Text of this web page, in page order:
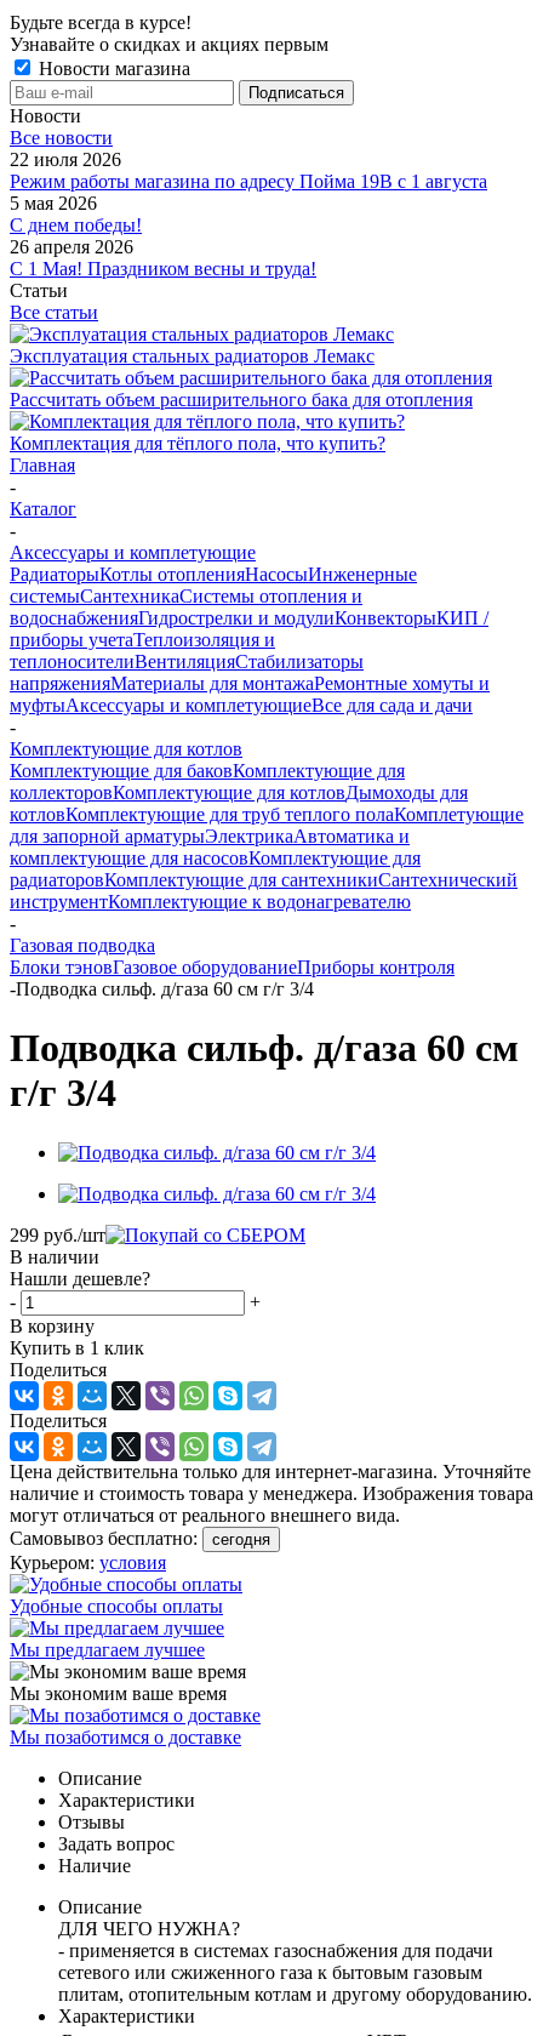
Будьте всегда в курсе!
Узнавайте о скидках и акциях первым
Новости магазина
Новости
Все новости
22 июля 2026
Режим работы магазина по адресу Пойма 19В с 1 августа
5 мая 2026
С днем победы!
26 апреля 2026
С 1 Мая! Праздником весны и труда!
Статьи
Все статьи
Эксплуатация стальных радиаторов Лемакс
Рассчитать объем расширительного бака для отопления
Комплектация для тёплого пола, что купить?
Главная
-
Каталог
-
Аксессуары и комплетующие
РадиаторыКотлы отопленияНасосыИнженерные
системыСантехникаСистемы отопления и
водоснабженияГидрострелки и модулиКонвекторыКИП /
приборы учетаТеплоизоляция и
теплоносителиВентиляцияСтабилизаторы
напряженияМатериалы для монтажаРемонтные хомуты и
муфтыАксессуары и комплетующиеВсе для сада и дачи
-
Комплектующие для котлов
Комплектующие для баковКомплектующие для
коллекторовКомплектующие для котловДымоходы для
котловКомплектующие для труб теплого полаКомплетующие
для запорной арматурыЭлектрикаАвтоматика и
комплектующие для насосовКомплектующие для
радиаторовКомплектующие для сантехникиСантехнический
инструментКомплектующие к водонагревателю
-
Газовая подводка
Блоки тэновГазовое оборудованиеПриборы контроля
-Подводка сильф. д/газа 60 см г/г 3/4
Подводка сильф. д/газа 60 см
г/г 3/4
299 руб./шт
В наличии
Нашли дешевле?
-
+
В корзину
Купить в 1 клик
Поделиться
Поделиться
Цена действительна только для интернет-магазина. Уточняйте
наличие и стоимость товара у менеджера. Изображения товара
могут отличаться от реального внешнего вида.
Самовывоз бесплатно:
сегодня
Курьером: условия
Удобные способы оплаты
Мы предлагаем лучшее
Мы экономим ваше время
Мы позаботимся о доставке
Описание
Характеристики
Отзывы
Задать вопрос
Наличие
Описание
ДЛЯ ЧЕГО НУЖНА?
- применяется в системах газоснабжения для подачи
сетевого или сжиженного газа к бытовым газовым
плитам, отопительным котлам и другому оборудованию.
Характеристики